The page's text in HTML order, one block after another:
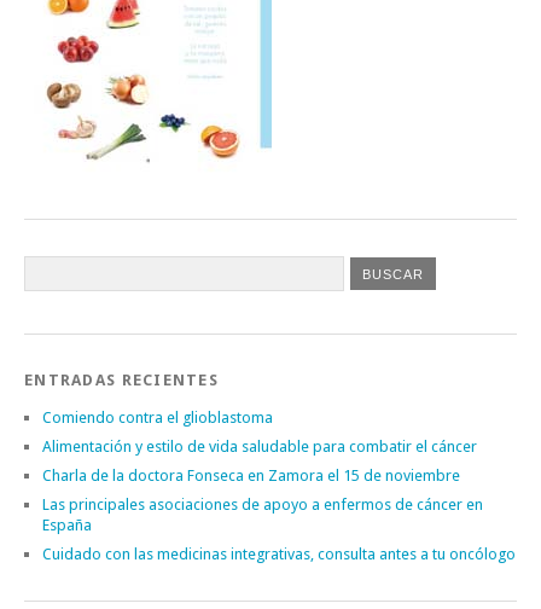
ENTRADAS RECIENTES
Comiendo contra el glioblastoma
Alimentación y estilo de vida saludable para combatir el cáncer
Charla de la doctora Fonseca en Zamora el 15 de noviembre
Las principales asociaciones de apoyo a enfermos de cáncer en
España
Cuidado con las medicinas integrativas, consulta antes a tu oncólogo